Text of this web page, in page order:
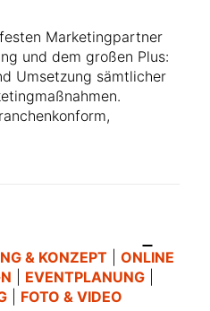
Marketingpartner
und dem großen Plus:
Umsetzung sämtlicher
& KONZEPT| ONLINE
EVENTPLANUNG|
| FOTO & VIDEO